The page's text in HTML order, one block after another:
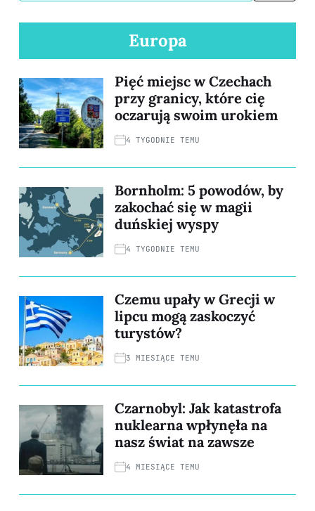
Europa
Pięć miejsc w Czechach
przy granicy, które cię
oczarują swoim urokiem
4 TYGODNIE TEMU
Bornholm: 5 powodów, by
zakochać się w magii
duńskiej wyspy
4 TYGODNIE TEMU
Czemu upały w Grecji w
lipcu mogą zaskoczyć
turystów?
3 MIESIĄCE TEMU
Czarnobyl: Jak katastrofa
nuklearna wpłynęła na
nasz świat na zawsze
4 MIESIĄCE TEMU